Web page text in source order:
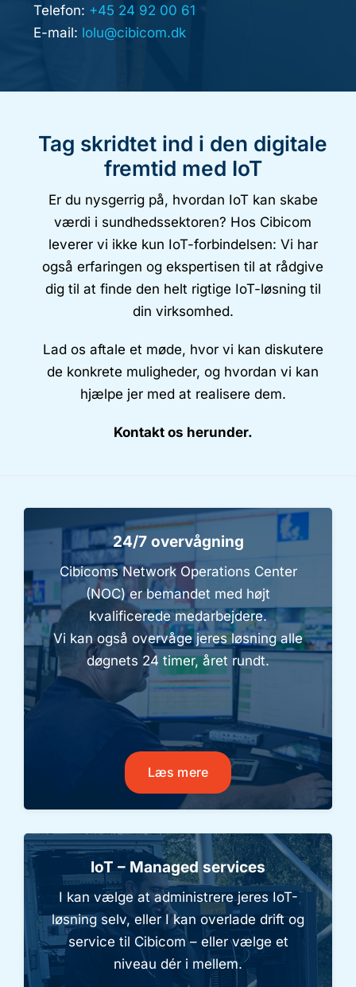
Telefon: +45 24 92 00 61
E-mail: lolu@cibicom.dk
Tag skridtet ind i den digitale
fremtid med IoT
Er du nysgerrig på, hvordan IoT kan skabe
værdi i sundhedssektoren? Hos Cibicom
leverer vi ikke kun IoT-forbindelsen: Vi har
også erfaringen og ekspertisen til at rådgive
dig til at finde den helt rigtige IoT-løsning til
din virksomhed.
Lad os aftale et møde, hvor vi kan diskutere
de konkrete muligheder, og hvordan vi kan
hjælpe jer med at realisere dem.
Kontakt os herunder.
24/7 overvågning
Cibicoms Network Operations Center
(NOC) er bemandet med højt
kvalificerede medarbejdere.
Vi kan også overvåge jeres løsning alle
døgnets 24 timer, året rundt.
Læs mere
IoT – Managed services
I kan vælge at administrere jeres IoT-
løsning selv, eller I kan overlade drift og
service til Cibicom – eller vælge et
niveau dér i mellem.